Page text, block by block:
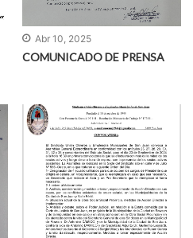
Abr 10, 2025
COMUNICADO DE PRENSA